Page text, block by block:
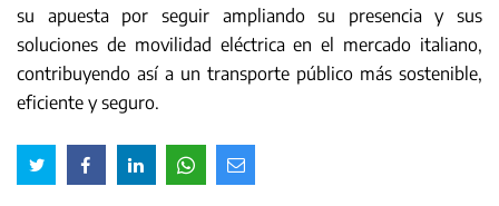
su apuesta por seguir ampliando su presencia y sus
soluciones de movilidad eléctrica en el mercado italiano,
contribuyendo así a un transporte público más sostenible,
eficiente y seguro.